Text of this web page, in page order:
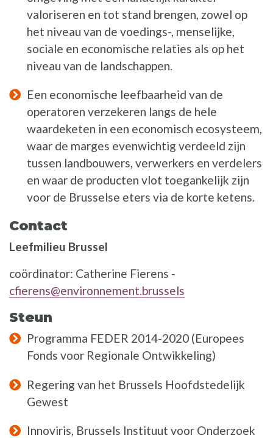
valoriseren en tot stand brengen, zowel op
het niveau van de voedings-, menselijke,
sociale en economische relaties als op het
niveau van de landschappen.
Een economische leefbaarheid van de
operatoren verzekeren langs de hele
waardeketen in een economisch ecosysteem,
waar de marges evenwichtig verdeeld zijn
tussen landbouwers, verwerkers en verdelers
en waar de producten vlot toegankelijk zijn
voor de Brusselse eters via de korte ketens.
Contact
Leefmilieu Brussel
coördinator: Catherine Fierens -
cfierens@environnement.brussels
Steun
Programma FEDER 2014-2020 (Europees
Fonds voor Regionale Ontwikkeling)
Regering van het Brussels Hoofdstedelijk
Gewest
Innoviris, Brussels Instituut voor Onderzoek